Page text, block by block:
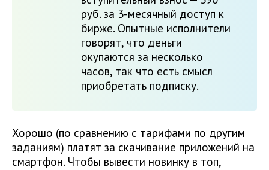
руб. за 3-месячный доступ к
бирже. Опытные исполнители
говорят, что деньги
окупаются за несколько
часов, так что есть смысл
приобретать подписку.
Хорошо (по сравнению с тарифами по другим
заданиям) платят за скачивание приложений на
смартфон. Чтобы вывести новинку в топ,